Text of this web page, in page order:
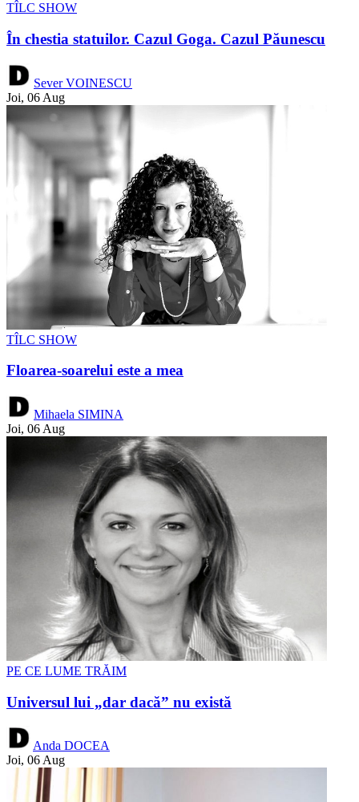
TÎLC SHOW
În chestia statuilor. Cazul Goga. Cazul Păunescu
Sever VOINESCU
Joi, 06 Aug
TÎLC SHOW
Floarea-soarelui este a mea
Mihaela SIMINA
Joi, 06 Aug
PE CE LUME TRĂIM
Universul lui „dar dacă” nu există
Anda DOCEA
Joi, 06 Aug